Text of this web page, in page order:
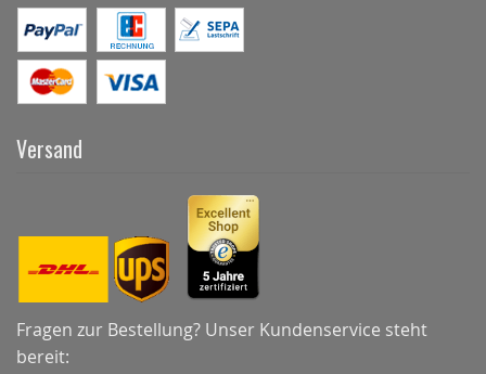
Versand
Fragen zur Bestellung? Unser Kundenservice steht
bereit: